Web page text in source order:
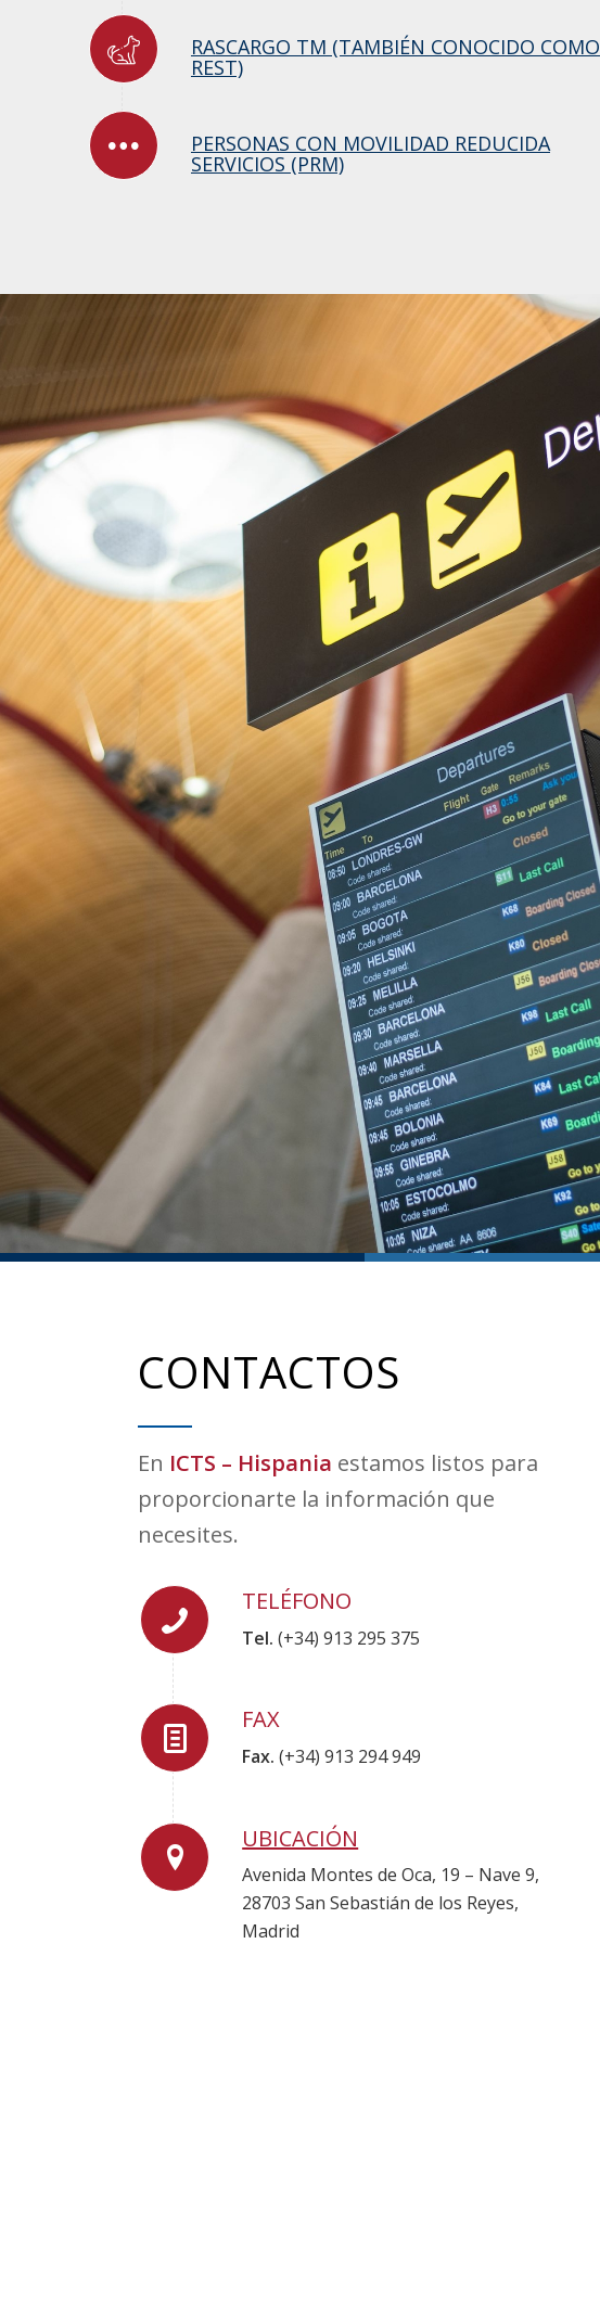
RASCARGO TM (TAMBIÉN CONOCIDO COMO
REST)
PERSONAS CON MOVILIDAD REDUCIDA
SERVICIOS (PRM)
CONTACTOS
En ICTS – Hispania estamos listos para
proporcionarte la información que
necesites.
TELÉFONO
Tel.(+34) 913 295 375
FAX
Fax.(+34) 913 294 949
UBICACIÓN
Avenida Montes de Oca, 19 – Nave 9,
28703 San Sebastián de los Reyes,
Madrid